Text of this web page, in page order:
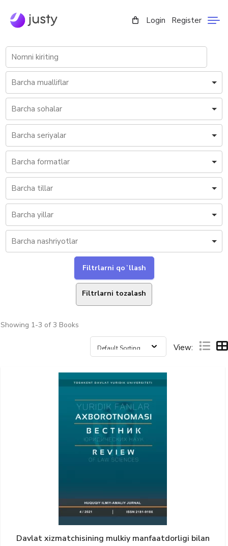
Login Register
Filtrlarni tozalash
Showing 1-3 of 3 Books
View:
Davlat xizmatchisining mulkiy manfaatdorligi bilan